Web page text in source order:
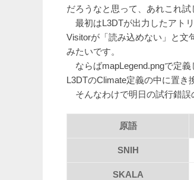
だろうなと思って、あれこれ試
最初はL3DTが出力したアト
Visitorが「読み込めない」と文
みたいです。
ならばmapLegend.pngで定義
L3DTのClimate定義の中に置き
そんなわけで明日の試行錯誤
原語
SNIH
SKALA